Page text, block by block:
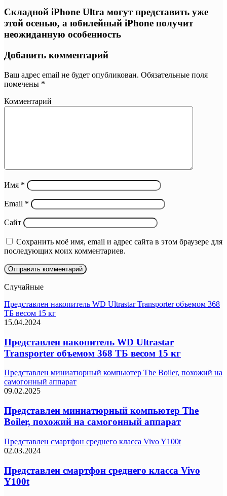
Складной iPhone Ultra могут представить уже
этой осенью, а юбилейный iPhone получит
неожиданную особенность
Добавить комментарий
Ваш адрес email не будет опубликован. Обязательные поля
помечены *
Комментарий
Имя *
Email *
Сайт
Сохранить моё имя, email и адрес сайта в этом браузере для
последующих моих комментариев.
Случайные
Представлен накопитель WD Ultrastar Transporter объемом 368
ТБ весом 15 кг
15.04.2024
Представлен накопитель WD Ultrastar
Transporter объемом 368 ТБ весом 15 кг
Представлен миниатюрный компьютер The Boiler, похожий на
самогонный аппарат
09.02.2025
Представлен миниатюрный компьютер The
Boiler, похожий на самогонный аппарат
Представлен смартфон среднего класса Vivo Y100t
02.03.2024
Представлен смартфон среднего класса Vivo
Y100t